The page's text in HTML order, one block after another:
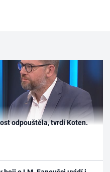
odpouštěla, tvrdí Koten.